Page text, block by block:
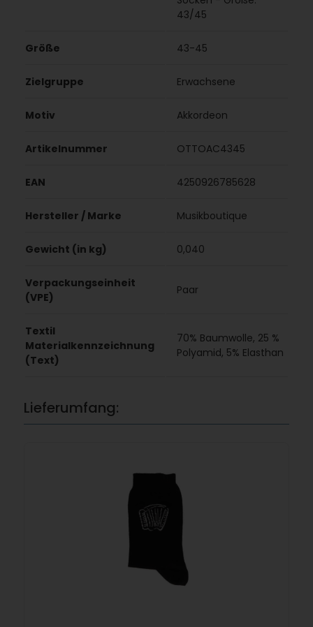
43/45
Größe 43-45
Zielgruppe Erwachsene
Motiv Akkordeon
Artikelnummer OTTOAC4345
EAN 4250926785628
Hersteller / Marke Musikboutique
Gewicht (in kg) 0,040
Verpackungseinheit
(VPE)
Paar
Textil
Materialkennzeichnung
(Text)
70% Baumwolle, 25 %
Polyamid, 5% Elasthan
Lieferumfang: